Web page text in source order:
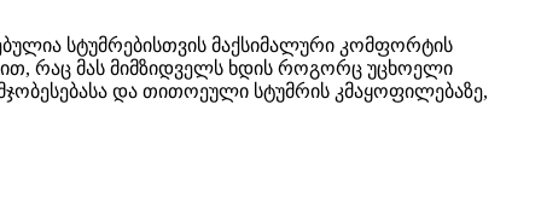
სტუმრებისთვის მაქსიმალური კომფორტის
რაც მას მიმზიდველს ხდის როგორც უცხოელი
და თითოეული სტუმრის კმაყოფილებაზე,